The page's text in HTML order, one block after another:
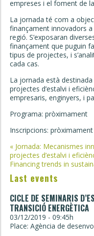
empreses i el foment de
La jornada té com a
finançament innovadors
regió. S’exposaran
finançament que puguin
tipus de projectes, i
cada cas.
La jornada està
projectes d’estalvi i
empresaris, enginyers, i
Programa: pròximament
Inscripcions: pròximament
Post
navigation
« Jornada: Mecanismes
projectes d’estalvi i
Financing trends in
Last events
CICLE DE SEMINARIS
TRANSICIÓ ENERGÈTICA
03/12/2019 - 09:45h
Place: Agència de